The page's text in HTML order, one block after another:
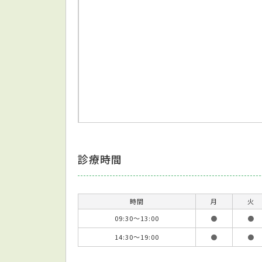
診療時間
時間 月 火
09:30～13:00
● ●
14:30～19:00
● ●